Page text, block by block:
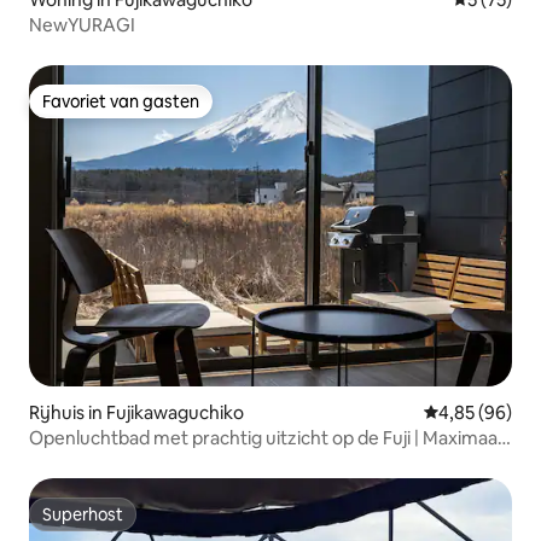
NewYURAGI
Favoriet van gasten
Favoriet van gasten
Rijhuis in Fujikawaguchiko Gemiddelde
4,85 (96)
Openluchtbad met prachtig uitzicht op de Fuji | Maximaal
balkon
Superhost
Superhost